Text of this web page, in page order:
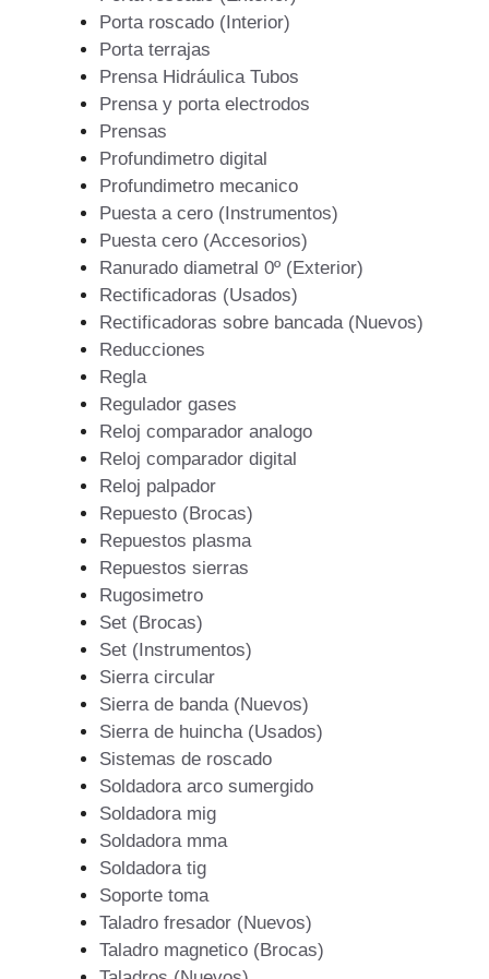
Porta roscado (Interior)
Porta terrajas
Prensa Hidráulica Tubos
Prensa y porta electrodos
Prensas
Profundimetro digital
Profundimetro mecanico
Puesta a cero (Instrumentos)
Puesta cero (Accesorios)
Ranurado diametral 0º (Exterior)
Rectificadoras (Usados)
Rectificadoras sobre bancada (Nuevos)
Reducciones
Regla
Regulador gases
Reloj comparador analogo
Reloj comparador digital
Reloj palpador
Repuesto (Brocas)
Repuestos plasma
Repuestos sierras
Rugosimetro
Set (Brocas)
Set (Instrumentos)
Sierra circular
Sierra de banda (Nuevos)
Sierra de huincha (Usados)
Sistemas de roscado
Soldadora arco sumergido
Soldadora mig
Soldadora mma
Soldadora tig
Soporte toma
Taladro fresador (Nuevos)
Taladro magnetico (Brocas)